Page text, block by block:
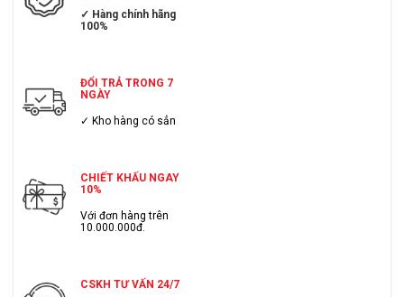
✓ Hàng chính hãng
100%
ĐỔI TRẢ TRONG 7
NGÀY
✓ Kho hàng có sẳn
CHIẾT KHẤU NGAY
10%
Với đơn hàng trên
10.000.000đ.
CSKH TƯ VẤN 24/7